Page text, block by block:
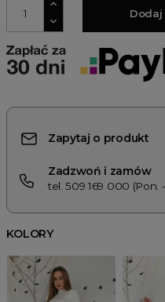
Dodaj
Zapytaj o produkt
Zadzwoń i zamów
tel. 509 169 000 (Pon.
KOLORY